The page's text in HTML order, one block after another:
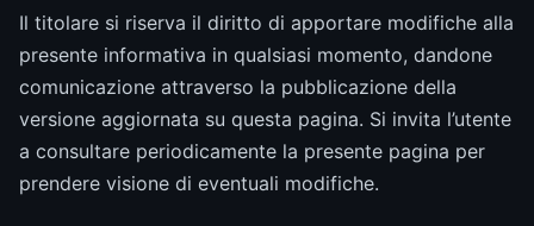
Il titolare si riserva il diritto di apportare modifiche alla
presente informativa in qualsiasi momento, dandone
comunicazione attraverso la pubblicazione della
versione aggiornata su questa pagina. Si invita l’utente
a consultare periodicamente la presente pagina per
prendere visione di eventuali modifiche.